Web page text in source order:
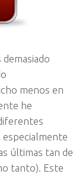
menos en
he
especialmente
últimas tan de
tanto). Este